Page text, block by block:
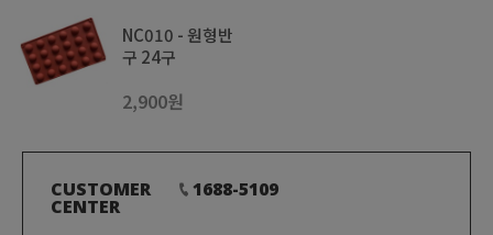
NC010 - 원형반
구 24구
2,900원
CUSTOMER
CENTER
1688-5109